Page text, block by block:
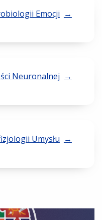
Emocji
Neuronalnej
Umysłu